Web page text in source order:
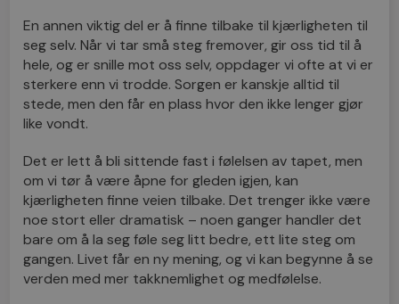
En annen viktig del er å finne tilbake til kjærligheten til
seg selv. Når vi tar små steg fremover, gir oss tid til å
hele, og er snille mot oss selv, oppdager vi ofte at vi er
sterkere enn vi trodde. Sorgen er kanskje alltid til
stede, men den får en plass hvor den ikke lenger gjør
like vondt.
Det er lett å bli sittende fast i følelsen av tapet, men
om vi tør å være åpne for gleden igjen, kan
kjærligheten finne veien tilbake. Det trenger ikke være
noe stort eller dramatisk – noen ganger handler det
bare om å la seg føle seg litt bedre, ett lite steg om
gangen. Livet får en ny mening, og vi kan begynne å se
verden med mer takknemlighet og medfølelse.